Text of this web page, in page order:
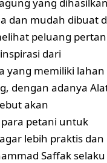
dan mudah dibuat
peluang
dari
yang memiliki lahan
dengan adanya
akan
petani untuk
lebih praktis dan
Saffak selaku